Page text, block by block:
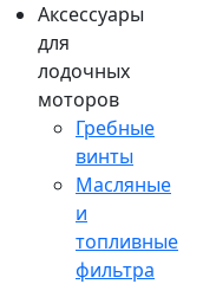
Аксессуары
для
лодочных
моторов
Гребные
винты
Масляные
и
топливные
фильтра